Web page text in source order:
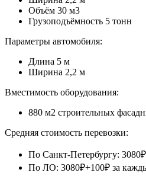
Объём 30 м3
Грузоподъёмность 5 тонн
Параметры автомобиля:
Длина 5 м
Ширина 2,2 м
Вместимость оборудования:
880 м2 строительных
Средняя стоимость перевозки:
По Санкт-Петербургу: 3080₽
По ЛО: 3080₽+100₽ за